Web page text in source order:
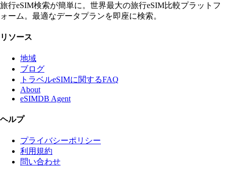
旅行eSIM検索が簡単に。世界最大の旅行eSIM比較プラットフ
ォーム。最適なデータプランを即座に検索。
リソース
地域
ブログ
トラベルeSIMに関するFAQ
About
eSIMDB Agent
ヘルプ
プライバシーポリシー
利用規約
問い合わせ